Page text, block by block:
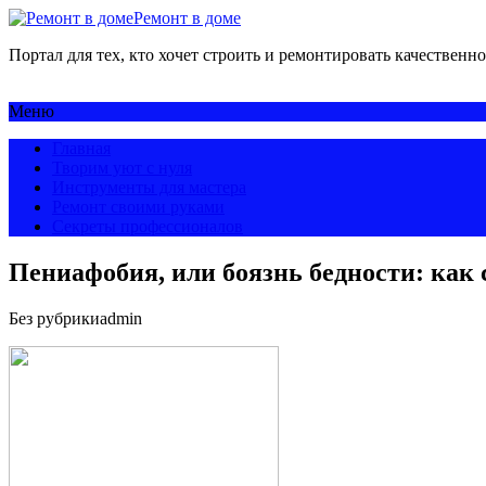
Ремонт в доме
Портал для тех, кто хочет строить и ремонтировать качественно
Меню
Пениафобия, или боязнь бедности: как
Без рубрикиadmin